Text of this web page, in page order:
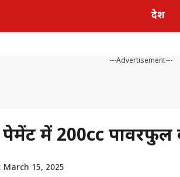
देश
---Advertisement---
पेमेंट में 200cc
March 15, 2025